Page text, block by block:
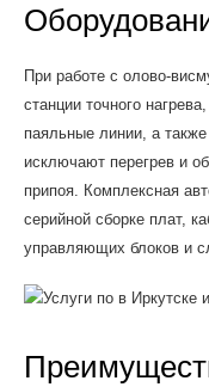
При работе с олово-
станции точного
паяльные линии, а
исключают перегрев и
припоя. Комплексная
серийной сборке плат,
управляющих блоков и